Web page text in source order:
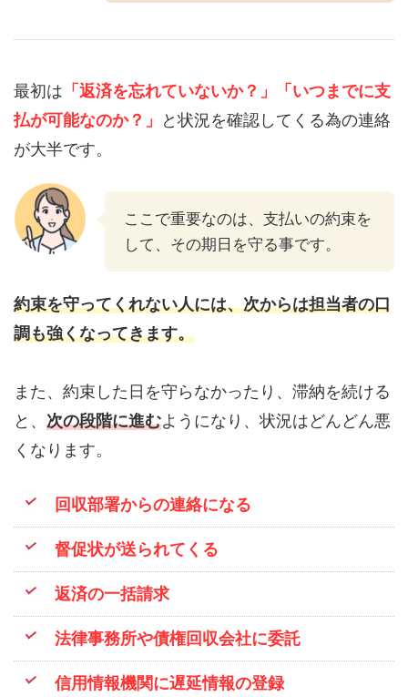
最初は 「返済を忘れていないか？」
「いつまでに支
払が可能なのか？」
と状況を確認してくる為の連絡
が大半です。
ここで重要なのは、支払いの約束を
して、その期日を守る事です。
約束を守ってくれない人には、次からは担当者の口
調も強くなってきます。
また、約束した日を守らなかったり、滞納を続ける
と、 次の段階に進むようになり、状況はどんどん悪
くなります。
回収部署からの連絡になる
督促状が送られてくる
返済の一括請求
法律事務所や債権回収会社に委託
信用情報機関に遅延情報の登録